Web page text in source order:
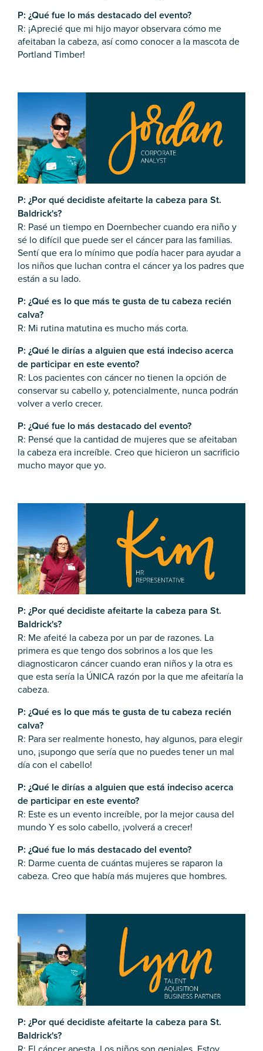
P: ¿Qué fue lo más destacado del evento?
R: ¡Aprecié que mi hijo mayor observara cómo me
afeitaban la cabeza, así como conocer a la mascota de
Portland Timber!
P: ¿Por qué decidiste afeitarte la cabeza para St.
Baldrick's?
R: Pasé un tiempo en Doernbecher cuando era niño y
sé lo difícil que puede ser el cáncer para las familias.
Sentí que era lo mínimo que podía hacer para ayudar a
los niños que luchan contra el cáncer ya los padres que
están a su lado.
P: ¿Qué es lo que más te gusta de tu cabeza recién
calva?
R: Mi rutina matutina es mucho más corta.
P: ¿Qué le dirías a alguien que está indeciso acerca
de participar en este evento?
R: Los pacientes con cáncer no tienen la opción de
conservar su cabello y, potencialmente, nunca podrán
volver a verlo crecer.
P: ¿Qué fue lo más destacado del evento?
R: Pensé que la cantidad de mujeres que se afeitaban
la cabeza era increíble. Creo que hicieron un sacrificio
mucho mayor que yo.
P: ¿Por qué decidiste afeitarte la cabeza para St.
Baldrick's?
R: Me afeité la cabeza por un par de razones. La
primera es que tengo dos sobrinos a los que les
diagnosticaron cáncer cuando eran niños y la otra es
que esta sería la ÚNICA razón por la que me afeitaría la
cabeza.
P: ¿Qué es lo que más te gusta de tu cabeza recién
calva?
R: Para ser realmente honesto, hay algunos, para elegir
uno, ¡supongo que sería que no puedes tener un mal
día con el cabello!
P: ¿Qué le dirías a alguien que está indeciso acerca
de participar en este evento?
R: Este es un evento increíble, por la mejor causa del
mundo Y es solo cabello, ¡volverá a crecer!
P: ¿Qué fue lo más destacado del evento?
R: Darme cuenta de cuántas mujeres se raparon la
cabeza. Creo que había más mujeres que hombres.
P: ¿Por qué decidiste afeitarte la cabeza para St.
Baldrick's?